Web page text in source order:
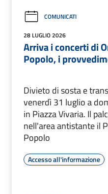
COMUNICATI
28 LUGLIO 2026
Arriva i concerti di
Popolo, i
Divieto di sosta e
venerdì 31 luglio a
in Piazza Vivaria. Il
nell'area antistante il
Popolo
Accesso all'informazione